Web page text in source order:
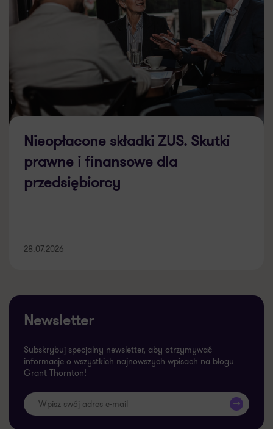
Nieopłacone składki ZUS. Skutki
prawne i finansowe dla
przedsiębiorcy
28.07.2026
Newsletter
Subskrybuj specjalny newsletter, aby otrzymywać
informacje o wszystkich najnowszych wpisach na blogu
Grant Thornton!
>>